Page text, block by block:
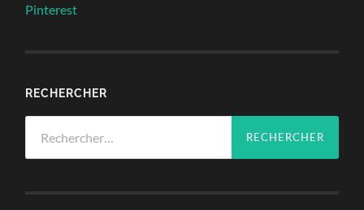
Pinterest
RECHERCHER